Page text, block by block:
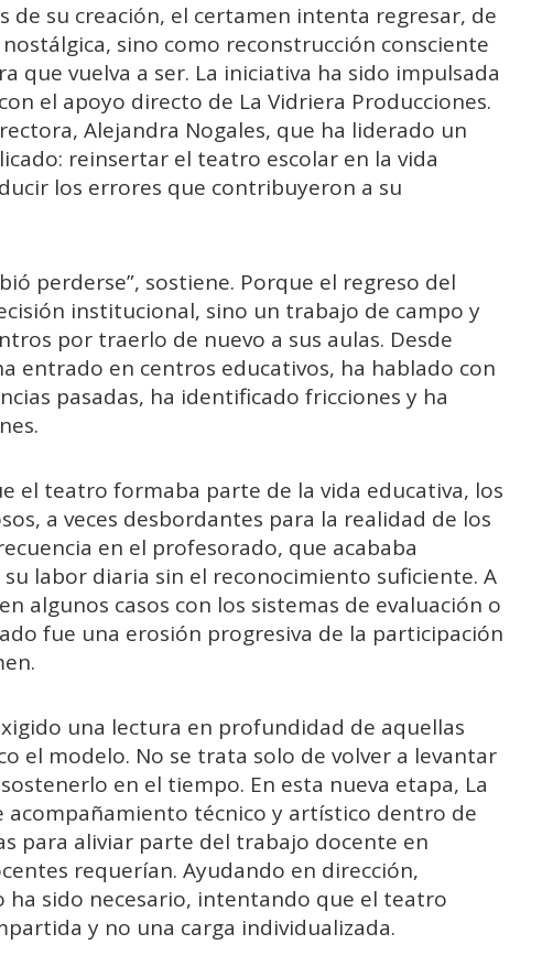
de su creación, el certamen intenta regresar, de
sino como reconstrucción consciente
que vuelva a ser. La iniciativa ha sido impulsada
el apoyo directo de La Vidriera Producciones.
Alejandra Nogales, que ha liderado un
reinsertar el teatro escolar en la vida
los errores que contribuyeron a su
perderse”, sostiene. Porque el regreso del
institucional, sino un trabajo de campo y
por traerlo de nuevo a sus aulas. Desde
entrado en centros educativos, ha hablado con
pasadas, ha identificado fricciones y ha
el teatro formaba parte de la vida educativa, los
a veces desbordantes para la realidad de los
en el profesorado, que acababa
labor diaria sin el reconocimiento suficiente. A
algunos casos con los sistemas de evaluación o
fue una erosión progresiva de la participación
una lectura en profundidad de aquellas
el modelo. No se trata solo de volver a levantar
en el tiempo. En esta nueva etapa, La
acompañamiento técnico y artístico dentro de
para aliviar parte del trabajo docente en
requerían. Ayudando en dirección,
ha sido necesario, intentando que el teatro
y no una carga individualizada.